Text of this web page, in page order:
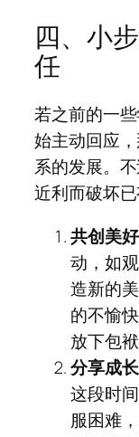
四、小
任
若之前的一
始主动回应
系的发展。
近利而破坏已
共创美
动，如
造新的
的不愉
放下包
分享成
这段时
服困难